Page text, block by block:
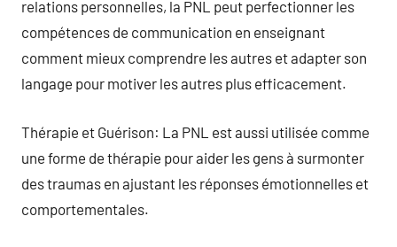
relations personnelles, la PNL peut perfectionner les
compétences de communication en enseignant
comment mieux comprendre les autres et adapter son
langage pour motiver les autres plus efficacement.
Thérapie et Guérison: La PNL est aussi utilisée comme
une forme de thérapie pour aider les gens à surmonter
des traumas en ajustant les réponses émotionnelles et
comportementales.